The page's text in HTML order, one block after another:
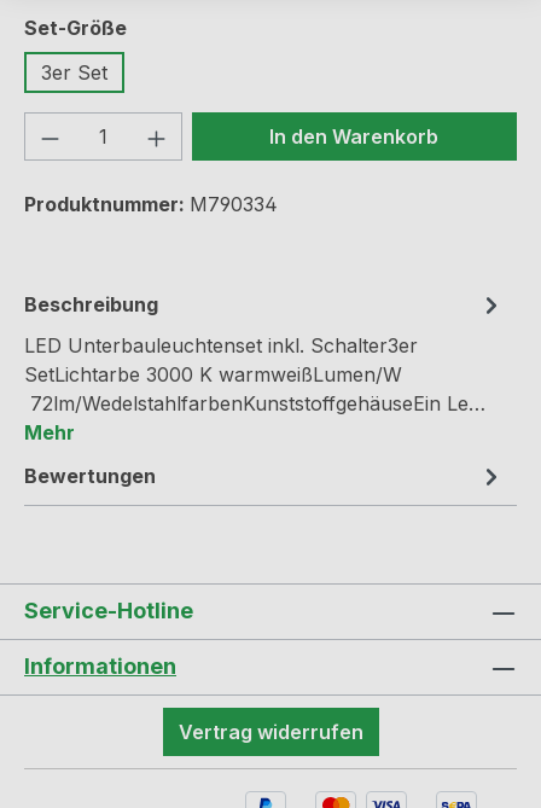
Set-Größeauswählen
3er Set
Produkt Anzahl: Gib denIn den Warenkorb
Produktnummer: M790334
Beschreibung
LED Unterbauleuchtenset inkl. Schalter3er
SetLichtarbe 3000 K warmweißLumen/W
72lm/WedelstahlfarbenKunststoffgehäuseEin Le…
Mehr
Bewertungen
Service-Hotline
Informationen
Vertrag widerrufen